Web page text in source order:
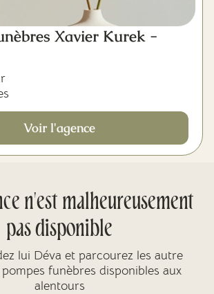
Xavier Kurek -
Voir l'agence
n'est malheureusement
pas disponible
lui Déva et parcourez les autre
funèbres disponibles aux
alentours